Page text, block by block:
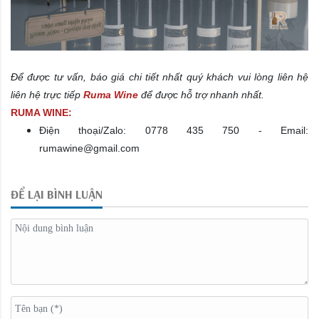
Để được tư vấn, báo giá chi tiết nhất quý khách vui lòng liên hệ
liên hệ trực tiếp Ruma Wine để được hỗ trợ nhanh nhất.
RUMA WINE:
Điện thoại/Zalo: 0778 435 750 - Email:
rumawine@gmail.com
ĐỂ LẠI BÌNH LUẬN